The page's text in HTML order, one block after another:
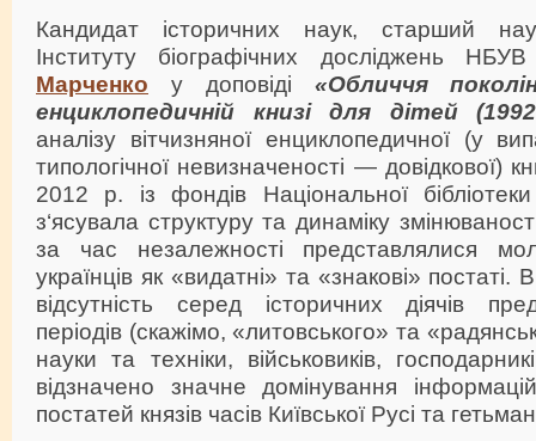
Кандидат історичних наук, старший
Інституту біографічних досліджень
Марченко у доповіді «Обличчя
енциклопедичній книзі для дітей
аналізу вітчизняної енциклопедичної (у
типологічної невизначеності — довідкової)
2012 р. із фондів Національної
з‘ясувала структуру та динаміку
за час незалежності представлялися
українців як «видатні» та «знакові»
відсутність серед історичних діячів
періодів (скажімо, «литовського» та
науки та техніки, військовиків,
відзначено значне домінування
постатей князів часів Київської Русі та